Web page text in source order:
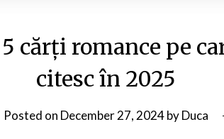
cărți romance pe
citesc în 2025
Posted on December 27, 2024byDuca